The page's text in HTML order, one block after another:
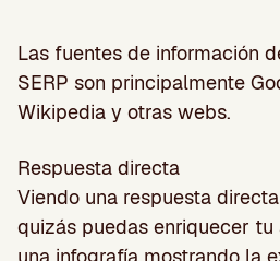
Las fuentes de información
SERP son principalmente
Wikipedia y otras webs.
Respuesta directa
Viendo una respuesta
quizás puedas enriquecer
una infografía mostrando la